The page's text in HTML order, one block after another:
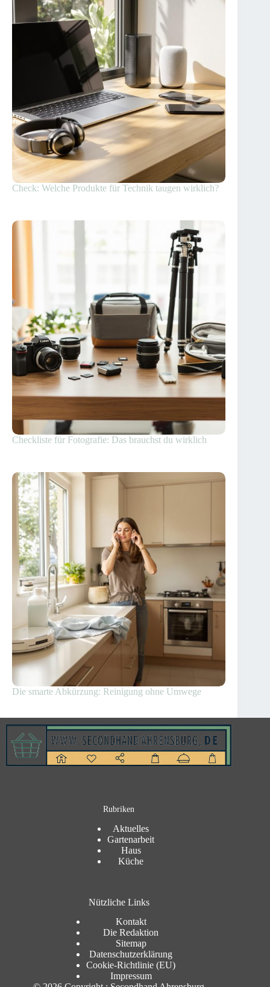
Check: Welche Produkte für Technik taugen wirklich?
Checkliste für Fotografie: Das brauchst du wirklich
Die smarte Abkürzung: Reinigung ohne Umwege
Rubriken
Aktuelles
Gartenarbeit
Haus
Küche
Nützliche Links
Kontakt
Die Redaktion
Sitemap
Datenschutzerklärung
Cookie-Richtlinie (EU)
Impressum